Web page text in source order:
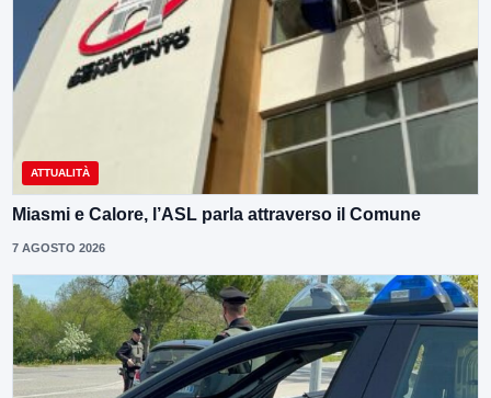
ATTUALITÀ
Miasmi e Calore, l’ASL parla attraverso il Comune
7 AGOSTO 2026